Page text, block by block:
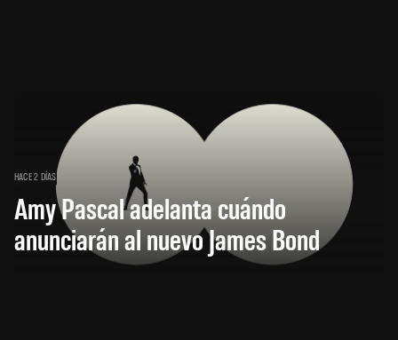
HACE 2 DÍAS
Amy Pascal adelanta cuándo
anunciarán al nuevo James Bond